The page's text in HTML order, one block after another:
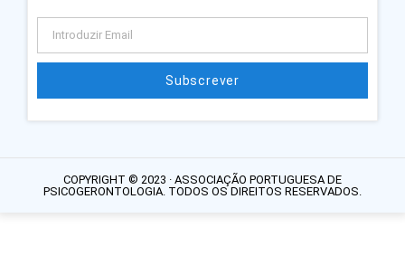
Subscrever
COPYRIGHT © 2023 · ASSOCIAÇÃO PORTUGUESA DE
PSICOGERONTOLOGIA. TODOS OS DIREITOS RESERVADOS.